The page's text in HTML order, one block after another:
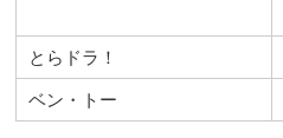
とらドラ！
ベン・トー